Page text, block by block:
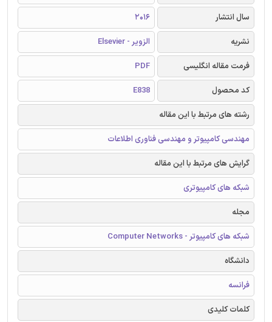
سال انتشار
2016
نشریه
الزویر - Elsevier
فرمت مقاله انگلیسی
PDF
کد محصول
E838
رشته های مرتبط با این مقاله
مهندسی کامپیوتر و مهندسی فناوری اطلاعات
گرایش های مرتبط با این مقاله
شبکه های کامپیوتری
مجله
شبکه های کامپیوتر - Computer Networks
دانشگاه
فرانسه
کلمات کلیدی